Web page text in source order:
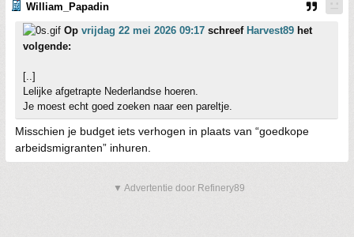
William_Papadin
Op vrijdag 22 mei 2026 09:17 schreef Harvest89 het
volgende:
[..]
Lelijke afgetrapte Nederlandse hoeren.
Je moest echt goed zoeken naar een pareltje.
Misschien je budget iets verhogen in plaats van “goedkope
arbeidsmigranten” inhuren.
▼ Advertentie door Refinery89